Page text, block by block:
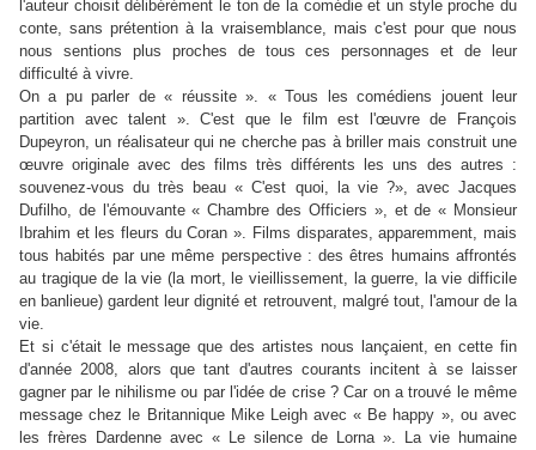
l'auteur choisit délibérément le ton de la comédie et un style proche du
conte, sans prétention à la vraisemblance, mais c'est pour que nous
nous sentions plus proches de tous ces personnages et de leur
difficulté à vivre.
On a pu parler de « réussite ». « Tous les comédiens jouent leur
partition avec talent ». C'est que le film est l'œuvre de François
Dupeyron, un réalisateur qui ne cherche pas à briller mais construit une
œuvre originale avec des films très différents les uns des autres :
souvenez-vous du très beau « C'est quoi, la vie ?», avec Jacques
Dufilho, de l'émouvante « Chambre des Officiers », et de « Monsieur
Ibrahim et les fleurs du Coran ». Films disparates, apparemment, mais
tous habités par une même perspective : des êtres humains affrontés
au tragique de la vie (la mort, le vieillissement, la guerre, la vie difficile
en banlieue) gardent leur dignité et retrouvent, malgré tout, l'amour de la
vie.
Et si c'était le message que des artistes nous lançaient, en cette fin
d'année 2008, alors que tant d'autres courants incitent à se laisser
gagner par le nihilisme ou par l'idée de crise ? Car on a trouvé le même
message chez le Britannique Mike Leigh avec « Be happy », ou avec
les frères Dardenne avec « Le silence de Lorna ». La vie humaine